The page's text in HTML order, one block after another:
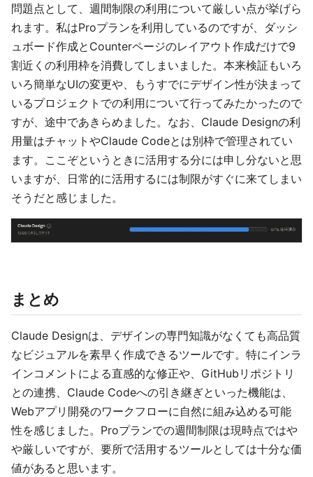
問題点として、週間制限の利用について厳しい点が挙げら
れます。私はProプランを利用しているのですが、ダッシ
ュボード作成とCounterページのレイアウト作成だけで9
割近くの利用枠を消費してしまいました。本来検証もいろ
いろ簡単なUIの変更や、もうすでにデザイン性が決まって
いるプロジェクトでの利用について行ってみたかったので
すが、途中であきらめました。なお、Claude Designの利
用量はチャットやClaude Codeとは別枠で管理されてい
ます。ここぞというときに活用する分には申し分ないと思
いますが、日常的に活用するには制限がすぐに来てしまい
そうだと感じました。
まとめ
Claude Designは、デザインの専門知識がなくても高品質
なビジュアルを素早く作成できるツールです。特にインラ
インコメントによる直感的な修正や、GitHubリポジトリ
との連携、Claude Codeへの引き継ぎといった機能は、
Webアプリ開発のワークフローに自然に組み込める可能
性を感じました。Proプランでの週間制限は現時点ではや
や厳しいですが、要所で活用するツールとしては十分な価
値があると思います。